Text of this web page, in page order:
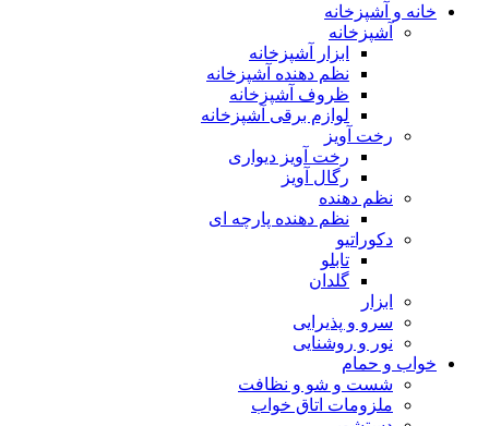
خانه و آشپزخانه
آشپزخانه
ابزار آشپزخانه
نظم دهنده آشپزخانه
ظروف آشپزخانه
لوازم برقی آشپزخانه
رخت آویز
رخت آویز دیواری
رگال آویز
نظم دهنده
نظم دهنده پارچه ای
دکوراتیو
تابلو
گلدان
ابزار
سرو و پذیرایی
نور و روشنایی
خواب و حمام
شست و شو و نظافت
ملزومات اتاق خواب